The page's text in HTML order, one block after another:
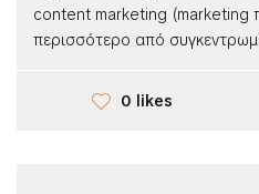
content marketing (marketing
περισσότερο από
0 likes